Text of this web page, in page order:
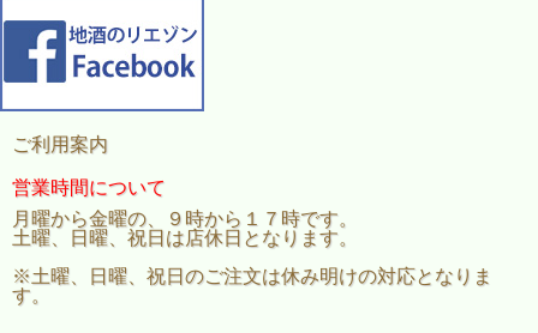
ご利用案内
営業時間について
月曜から金曜の、９時から１７時です。
土曜、日曜、祝日は店休日となります。
※土曜、日曜、祝日のご注文は休み明けの対応となりま
す。